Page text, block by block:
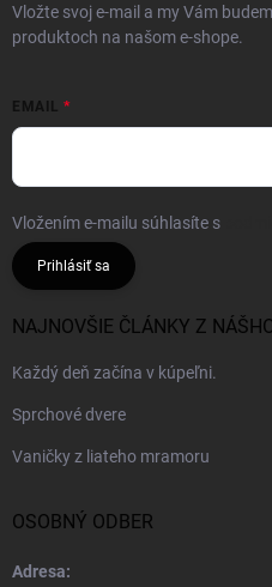
Vložte svoj e-mail a my Vám
produktoch na našom e-shope.
EMAIL
Vložením e-mailu súhlasíte s
Prihlásiť sa
NAJNOVŠIE ČLÁNKY Z
Každý deň začína v kúpeľni.
Sprchové dvere
Vaničky z liateho mramoru
OSOBNÝ ODBER
Adresa: